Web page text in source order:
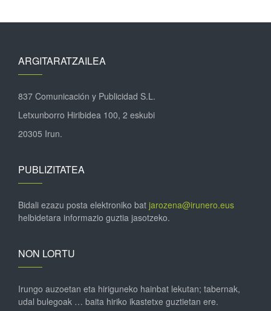
ARGITARATZAILEA
837 Comunicación y Publicidad S.L.
Letxunborro Hiribidea 100, 2 eskubi
20305 Irun.
PUBLIZITATEA
Bidali ezazu posta elektroniko bat jarozena@irunero.eus
helbidetara informazio guztia jasotzeko.
NON LORTU
Irungo auzoetan eta hiriguneko hainbat lekutan; tabernak,
udal bulegoak … baita hiriko ikastetxe guztietan ere.